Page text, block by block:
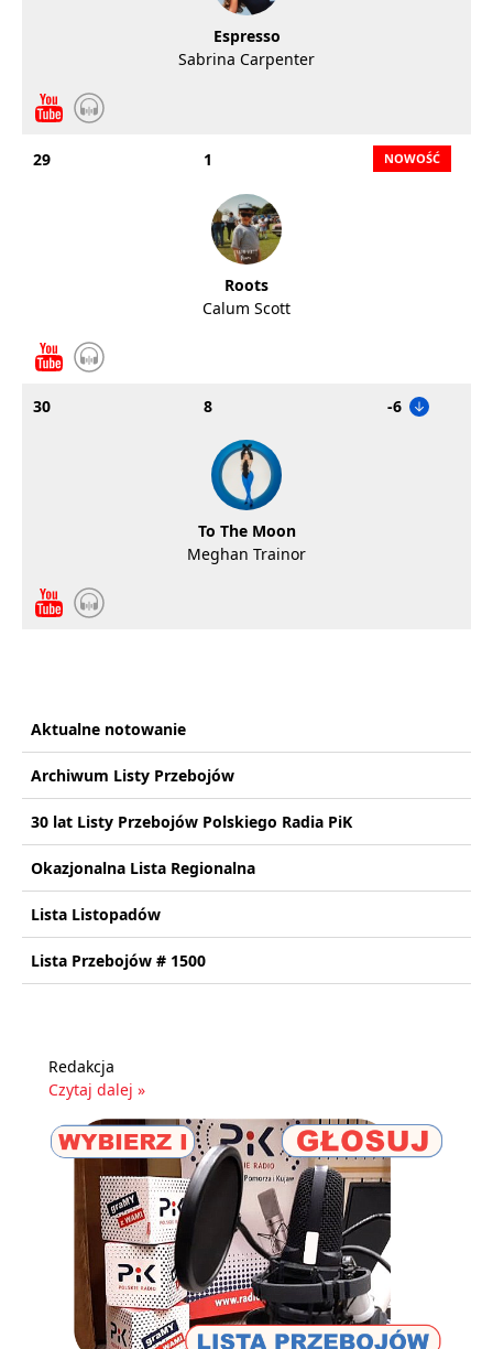
Espresso
Sabrina Carpenter
29 1
Roots
Calum Scott
30 8 -6
To The Moon
Meghan Trainor
Aktualne notowanie
Archiwum Listy Przebojów
30 lat Listy Przebojów Polskiego Radia PiK
Okazjonalna Lista Regionalna
Lista Listopadów
Lista Przebojów # 1500
Redakcja
Czytaj dalej »